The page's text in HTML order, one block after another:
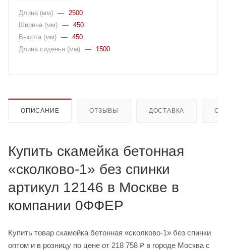
Длина (мм) —
2500
Ширина (мм) — 450
Высота (мм) — 450
Длина сиденья (мм) — 1500
ОПИСАНИЕ ОТЗЫВЫ ДОСТАВКА
Купить скамейка бетонная
«сколково-1» без спинки
артикул 12146 в Москве в
компании 0ФФЕР
Купить товар скамейка бетонная «сколково-1» без спинки
оптом и в розницу по цене от 218 758 ₽ в городе Москва с